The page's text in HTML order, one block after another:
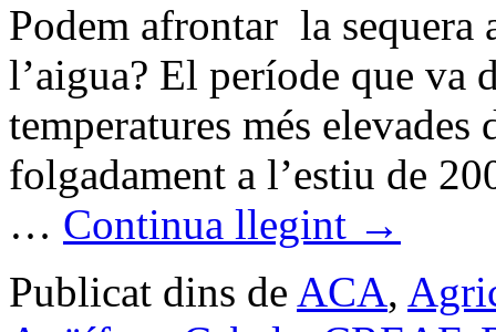
Podem afrontar la sequera
l’aigua? El període que va
temperatures més
folgadament a l’estiu de
… Continua llegint →
Publicat dins de ACA,